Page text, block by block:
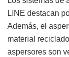
LINE destacan
Además, el
material
aspersores son